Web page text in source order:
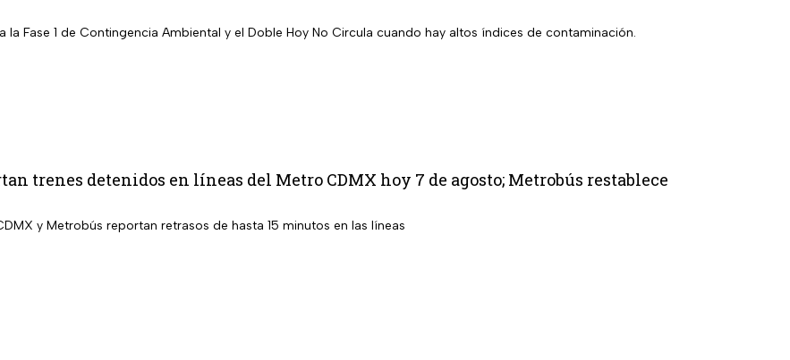
la Fase 1 de Contingencia Ambiental y el Doble Hoy No Circula cuando hay altos índices de contaminación.
trenes detenidos en líneas del Metro CDMX hoy 7 de agosto; Metrobús restablece
y Metrobús reportan retrasos de hasta 15 minutos en las líneas